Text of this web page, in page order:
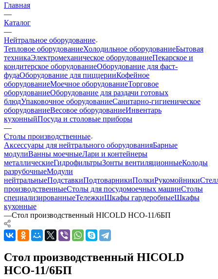
Главная
—
Каталог
—
Нейтральное оборудование
Тепловое оборудованиеХолодильное оборудованиеБытовая
техникаЭлектромеханическое оборудованиеПекарское и
кондитерское оборудованиеОборудование для фаст-
фудаОборудование для пиццерииКофейное
оборудованиеМоечное оборудованиеТорговое
оборудованиеОборудование для раздачи готовых
блюдУпаковочное оборудованиеСанитарно-гигиеническое
оборудованиеВесовое оборудованиеИнвентарь
кухонныйПосуда и столовые приборы
—
Столы производственные
Аксессуары для нейтрального оборудованияБарные
модулиВанны моечныеЛари и контейнеры
металлическиеГидрофильтрыЗонты вентиляционныеКолоды
разрубочныеМодули
нейтральныеПодставкиПодтоварникиПолкиРукомойники
производственныеСтолы для посудомоечных машинСтолы
специализированныеТележкиШкафы гардеробныеШкафы
кухонные
—Стол производственный HICOLD НСО-11/6БП
Стол производственный HICOLD
НСО-11/6БП